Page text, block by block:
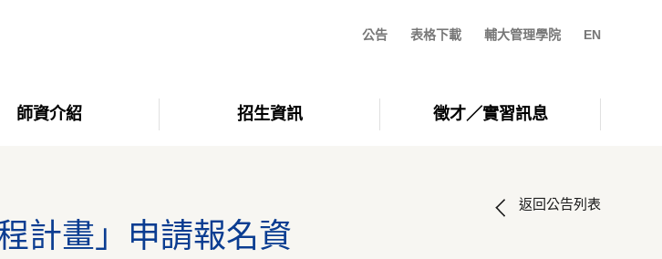
公告 表格下載 輔大管理學院 EN
師資介紹 招生資訊 徵才／實習訊息
計畫」申請報名資
返回公告列表